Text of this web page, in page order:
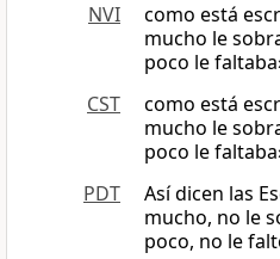
NVI
como está
mucho le
poco le
CST
como está
mucho le
poco le
PDT
Así dicen las
mucho, no le
poco, no le